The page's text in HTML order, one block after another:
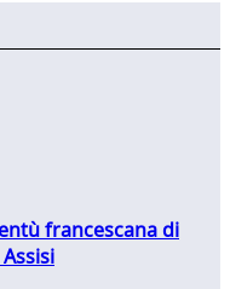
francescana di